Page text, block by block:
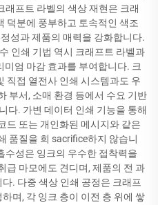
래프트 라벨의 색상 재현은 크래
덕분에 풍부하고 토속적인 색조
성과 제품의 매력을 강화합니다.
인쇄 기법 역시 크래프트 라벨과
엄 마감 효과를 부여합니다. 크
직접 열전사 인쇄 시스템과도 우
부서, 소매 환경 등에서 수요 기반
다. 가변 데이터 인쇄 기능을 통해
드 또는 개인화된 메시지와 같은
품질을 희 sacrifice하지 않습니
수성은 잉크의 우수한 접착력을
급 마모에도 견디며, 제품의 전 과
. 다중 색상 인쇄 공정은 크래프
며, 각 잉크 층이 이전 층 위에 쌓